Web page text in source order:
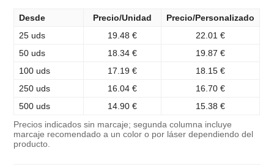
Desde Precio/Unidad
Precio/Personalizado
25 uds
19.48 €
22.01 €
50 uds
18.34 €
19.87 €
100 uds
17.19 €
18.15 €
250 uds
16.04 €
16.70 €
500 uds
14.90 € 15.38 €
Precios indicados sin marcaje; segunda columna incluye
marcaje recomendado a un color o por láser dependiendo del
producto.